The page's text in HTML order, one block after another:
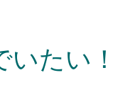
たい！